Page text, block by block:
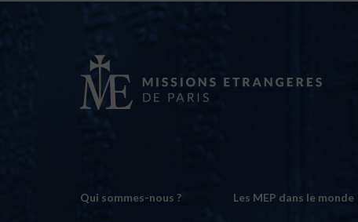
Qui sommes-nous ? Les MEP dans le monde